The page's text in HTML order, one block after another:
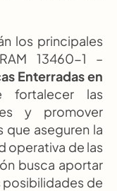
los principales
Enterradas en
las
y promover
que aseguren la
operativa de las
busca aportar
posibilidades de